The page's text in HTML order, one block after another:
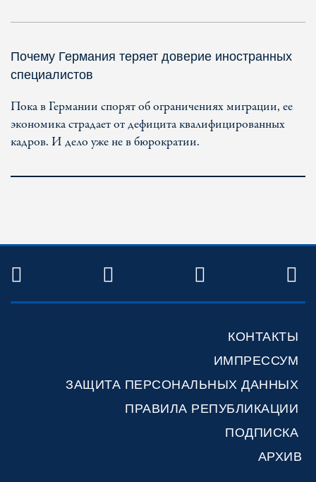
Почему Германия теряет доверие иностранных
специалистов
Пока в Германии спорят об ограничениях миграции, ее
экономика страдает от дефицита квалифицированных
кадров. И дело уже не в бюрократии.
TWITTER FACEBOOKYOUTUBE
КОНТАКТЫ
ИМПРЕССУМ
ЗАЩИТА ПЕРСОНАЛЬНЫХ ДАННЫХ
ПРАВИЛА РЕПУБЛИКАЦИИ
ПОДПИСКА
АРХИВ